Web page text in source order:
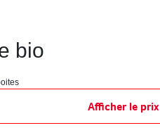
bio
Afficher le prix